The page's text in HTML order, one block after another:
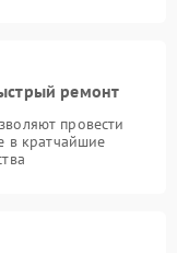
ремонт
провести
в кратчайшие